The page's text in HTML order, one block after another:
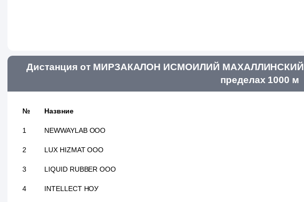
Дистанция от МИРЗАКАЛОН ИСМОИЛИЙ МАХАЛЛИНСКИЙ
пределах 1000 м
№ Назвние
1 NEWWAYLAB ООО
2 LUX HIZMAT ООО
3 LIQUID RUBBER ООО
4 INTELLECT НОУ